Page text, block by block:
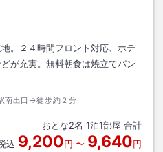
。２４時間フロント対応、ホテ
が充実。無料朝食は焼立てパン
南出口→徒歩約２分
おとな2名 1泊1部屋 合計
込 9,200円 〜 9,640円